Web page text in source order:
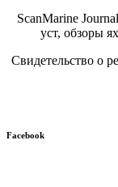
ScanMarine
уст, обзоры
Свидетельство о
Facebook